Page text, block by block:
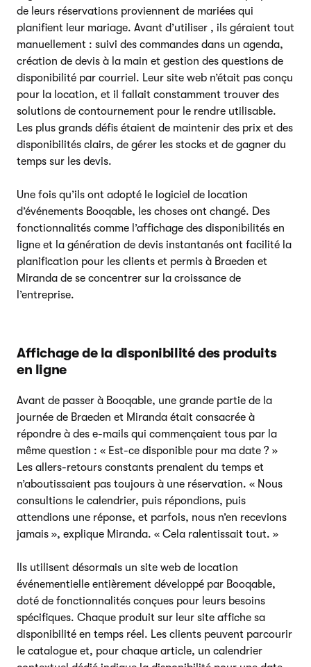
de leurs réservations proviennent de mariées qui
planifient leur mariage. Avant d’utiliser , ils géraient tout
manuellement : suivi des commandes dans un agenda,
création de devis à la main et gestion des questions de
disponibilité par courriel. Leur site web n’était pas conçu
pour la location, et il fallait constamment trouver des
solutions de contournement pour le rendre utilisable.
Les plus grands défis étaient de maintenir des prix et des
disponibilités clairs, de gérer les stocks et de gagner du
temps sur les devis.
Une fois qu’ils ont adopté le logiciel de location
d’événements Booqable, les choses ont changé. Des
fonctionnalités comme l’affichage des disponibilités en
ligne et la génération de devis instantanés ont facilité la
planification pour les clients et permis à Braeden et
Miranda de se concentrer sur la croissance de
l’entreprise.
Affichage de la disponibilité des produits
en ligne
Avant de passer à Booqable, une grande partie de la
journée de Braeden et Miranda était consacrée à
répondre à des e-mails qui commençaient tous par la
même question : « Est-ce disponible pour ma date ? »
Les allers-retours constants prenaient du temps et
n’aboutissaient pas toujours à une réservation. « Nous
consultions le calendrier, puis répondions, puis
attendions une réponse, et parfois, nous n’en recevions
jamais », explique Miranda. « Cela ralentissait tout. »
Ils utilisent désormais un site web de location
événementielle entièrement développé par Booqable,
doté de fonctionnalités conçues pour leurs besoins
spécifiques. Chaque produit sur leur site affiche sa
disponibilité en temps réel. Les clients peuvent parcourir
le catalogue et, pour chaque article, un calendrier